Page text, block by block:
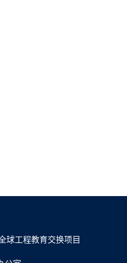
球工程教育交换项目